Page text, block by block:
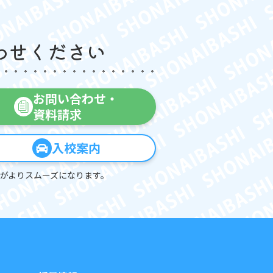
ください
お問い合わせ・
資料請求
入校案内
りスムーズになります。